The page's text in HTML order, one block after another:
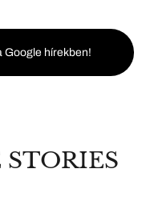
Google hírekben!